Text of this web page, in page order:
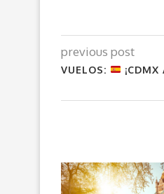
previous post
VUELOS: